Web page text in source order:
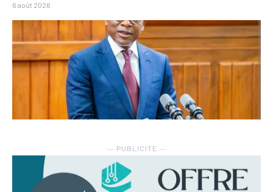
6 août 2026
― PUBLICITE ―